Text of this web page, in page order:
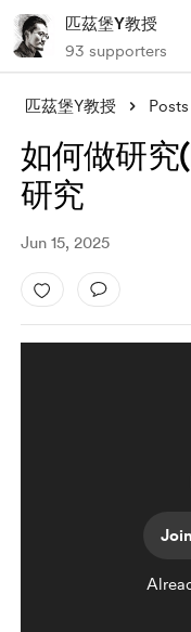
匹茲堡Y教授
93 supporters
匹茲堡Y教授 Posts
如何做研究
研究
Jun 15, 2025